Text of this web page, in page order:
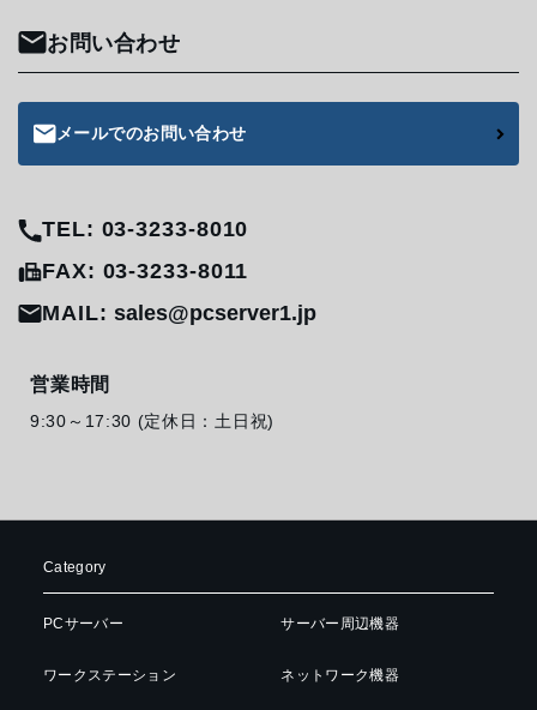
お問い合わせ
メールでのお問い合わせ
TEL: 03-3233-8010
FAX: 03-3233-8011
MAIL:sales@pcserver1.jp
営業時間
9:30～17:30 (定休日：土日祝)
Category
PCサーバー
ワークステーション
サーバー周辺機器
ネットワーク機器